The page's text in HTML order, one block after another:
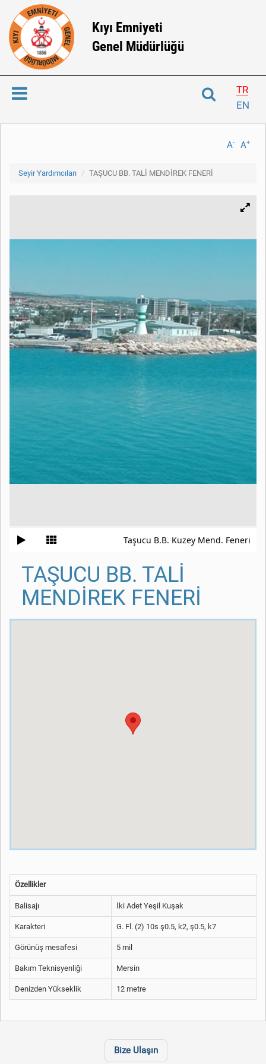
Kıyı Emniyeti
Genel Müdürlüğü
TR
EN
A+
A-
Seyir Yardımcıları TAŞUCU BB. TALİ MENDİREK FENERİ
Taşucu B.B. Kuzey Mend. Feneri
TAŞUCU BB. TALİ
MENDİREK FENERİ
Özellikler
Balisajı İki Adet Yeşil Kuşak
Karakteri G. Fl. (2) 10s ş0.5, k2, ş0.5, k7
Görünüş mesafesi 5 mil
Bakım Teknisyenliği Mersin
Denizden Yükseklik 12 metre
Bize Ulaşın